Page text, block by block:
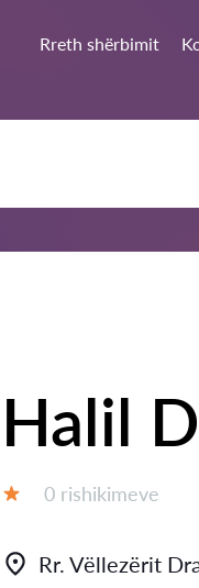
Rreth shërbimit
Halil
Rishikime:
0 rishikimeve
Rr. Vëllezërit